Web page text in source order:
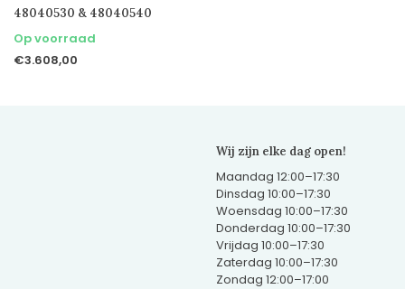
48040530 & 48040540
Op voorraad
€3.608,00
Wij zijn elke dag open!
Maandag 12:00–17:30
Dinsdag 10:00–17:30
Woensdag 10:00–17:30
Donderdag 10:00–17:30
Vrijdag 10:00–17:30
Zaterdag 10:00–17:30
Zondag 12:00–17:00